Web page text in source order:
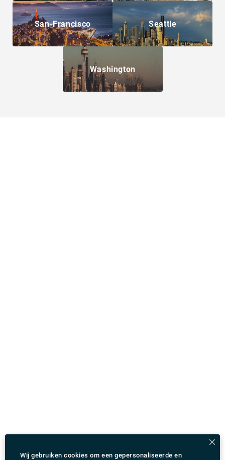
San-Francisco Seattle
Washington
Wij gebruiken cookies om een gepersonaliseerde en